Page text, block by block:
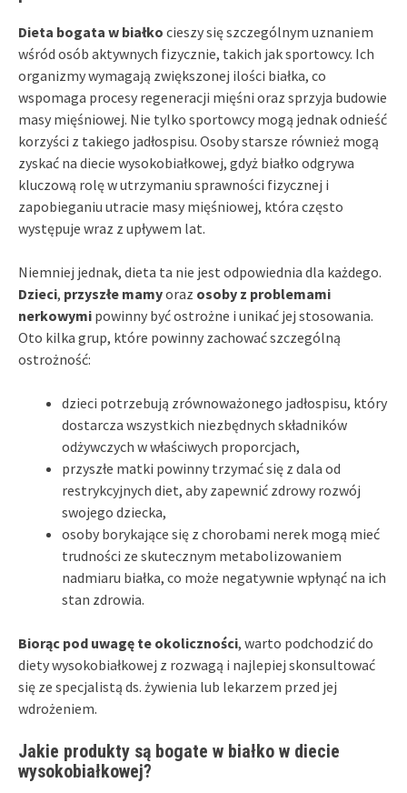
Dieta bogata w białko cieszy się szczególnym uznaniem
wśród osób aktywnych fizycznie, takich jak sportowcy. Ich
organizmy wymagają zwiększonej ilości białka, co
wspomaga procesy regeneracji mięśni oraz sprzyja budowie
masy mięśniowej. Nie tylko sportowcy mogą jednak odnieść
korzyści z takiego jadłospisu. Osoby starsze również mogą
zyskać na diecie wysokobiałkowej, gdyż białko odgrywa
kluczową rolę w utrzymaniu sprawności fizycznej i
zapobieganiu utracie masy mięśniowej, która często
występuje wraz z upływem lat.
Niemniej jednak, dieta ta nie jest odpowiednia dla każdego.
Dzieci, przyszłe mamyoraz osoby z problemami
nerkowymi powinny być ostrożne i unikać jej stosowania.
Oto kilka grup, które powinny zachować szczególną
ostrożność:
dzieci potrzebują zrównoważonego jadłospisu, który
dostarcza wszystkich niezbędnych składników
odżywczych w właściwych proporcjach,
przyszłe matki powinny trzymać się z dala od
restrykcyjnych diet, aby zapewnić zdrowy rozwój
swojego dziecka,
osoby borykające się z chorobami nerek mogą mieć
trudności ze skutecznym metabolizowaniem
nadmiaru białka, co może negatywnie wpłynąć na ich
stan zdrowia.
Biorąc pod uwagę te okoliczności, warto podchodzić do
diety wysokobiałkowej z rozwagą i najlepiej skonsultować
się ze specjalistą ds. żywienia lub lekarzem przed jej
wdrożeniem.
Jakie produkty są bogate w białko w diecie
wysokobiałkowej?